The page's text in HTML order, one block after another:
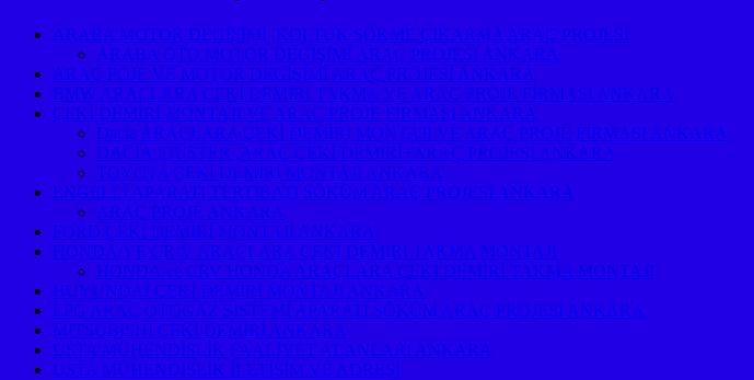
ARABA MOTOR DEGİŞİMİ ,KOLTUK SÖKME ÇIKARMA ARAÇ PROJESİ
ARABA OTO MOTOR DEGİŞİMİ ARAÇ PROJESİ ANKARA
ARAÇ POJE VE MOTOR DEGİŞİMİ ARAÇ PROJESİ ANKARA
BMW ARAÇLARA ÇEKİ DEMİRİ TAKMA VE ARAÇ PROJE FİRMASI ANKARA
ÇEKİ DEMİRİ MONTAJI VE ARAÇ PROJE FİRMASI ANKARA
Dacia ARAÇLARA ÇEKİ DEMİRİ MONTAJI VE ARAÇ PROJE FİRMASI ANKARA
DACİA ,DUSTER ,ARAÇ ÇEKİ DEMİRİ+ARAÇ PROJESİ ANKARA
TOYOTA ÇEKİ DEMİRİ MONTAJI ANKARA
ENGELLİ APARATI TERTİBATI SÖKÜM ARAÇ PROJESİ ANKARA
ARAÇ PROJE ANKARA
FORD ÇEKİ DEMİRİ MONTAJI ANKARA
HONDA/VE CR-V ARAÇLARA ÇEKİ DEMİRİ TAKMA MONTAJI
HONDA ve CRV HONDA ARAÇLARA ÇEKİ DEMİRİ TAKMA MONTAJI
HUYUNDAİ ÇEKİ DEMİRİ MONTAJI ANKARA
LPG ARAÇ OTOGAZ SİSTEMİ APARATI SÖKÜM ARAÇ PROJESİ ANKARA
MITSUBISHI ÇEKİ DEMİRİ ANKARA
USTA MÜHENDİSLİK FAALİYET ALANLARI ANKARA
USTA MÜHENDİSLİK İLETİŞİM VE ADRESİ